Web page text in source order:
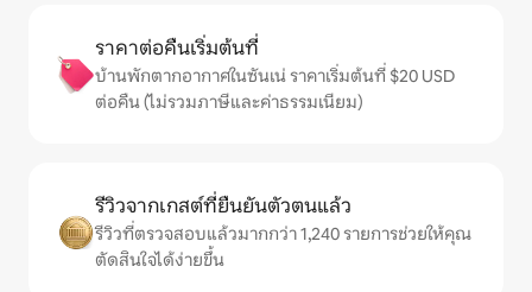
ราคาต่อคืนเริ่มต้นที่
บ้านพักตากอากาศในซันเน่ ราคาเริ่มต้นที่ $20 USD
ต่อคืน (ไม่รวมภาษีและค่าธรรมเนียม)
รีวิวจากเกสต์ที่ยืนยันตัวตนแล้ว
รีวิวที่ตรวจสอบแล้วมากกว่า 1,240 รายการช่วยให้คุณ
ตัดสินใจได้ง่ายขึ้น